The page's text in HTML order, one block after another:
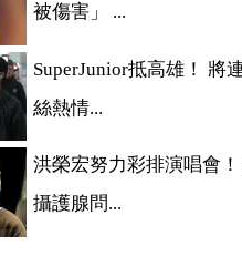
被傷害」 ...
SuperJunior抵高雄！ 將
絲熱情...
洪榮宏努力彩排演唱會
攝護腺問...